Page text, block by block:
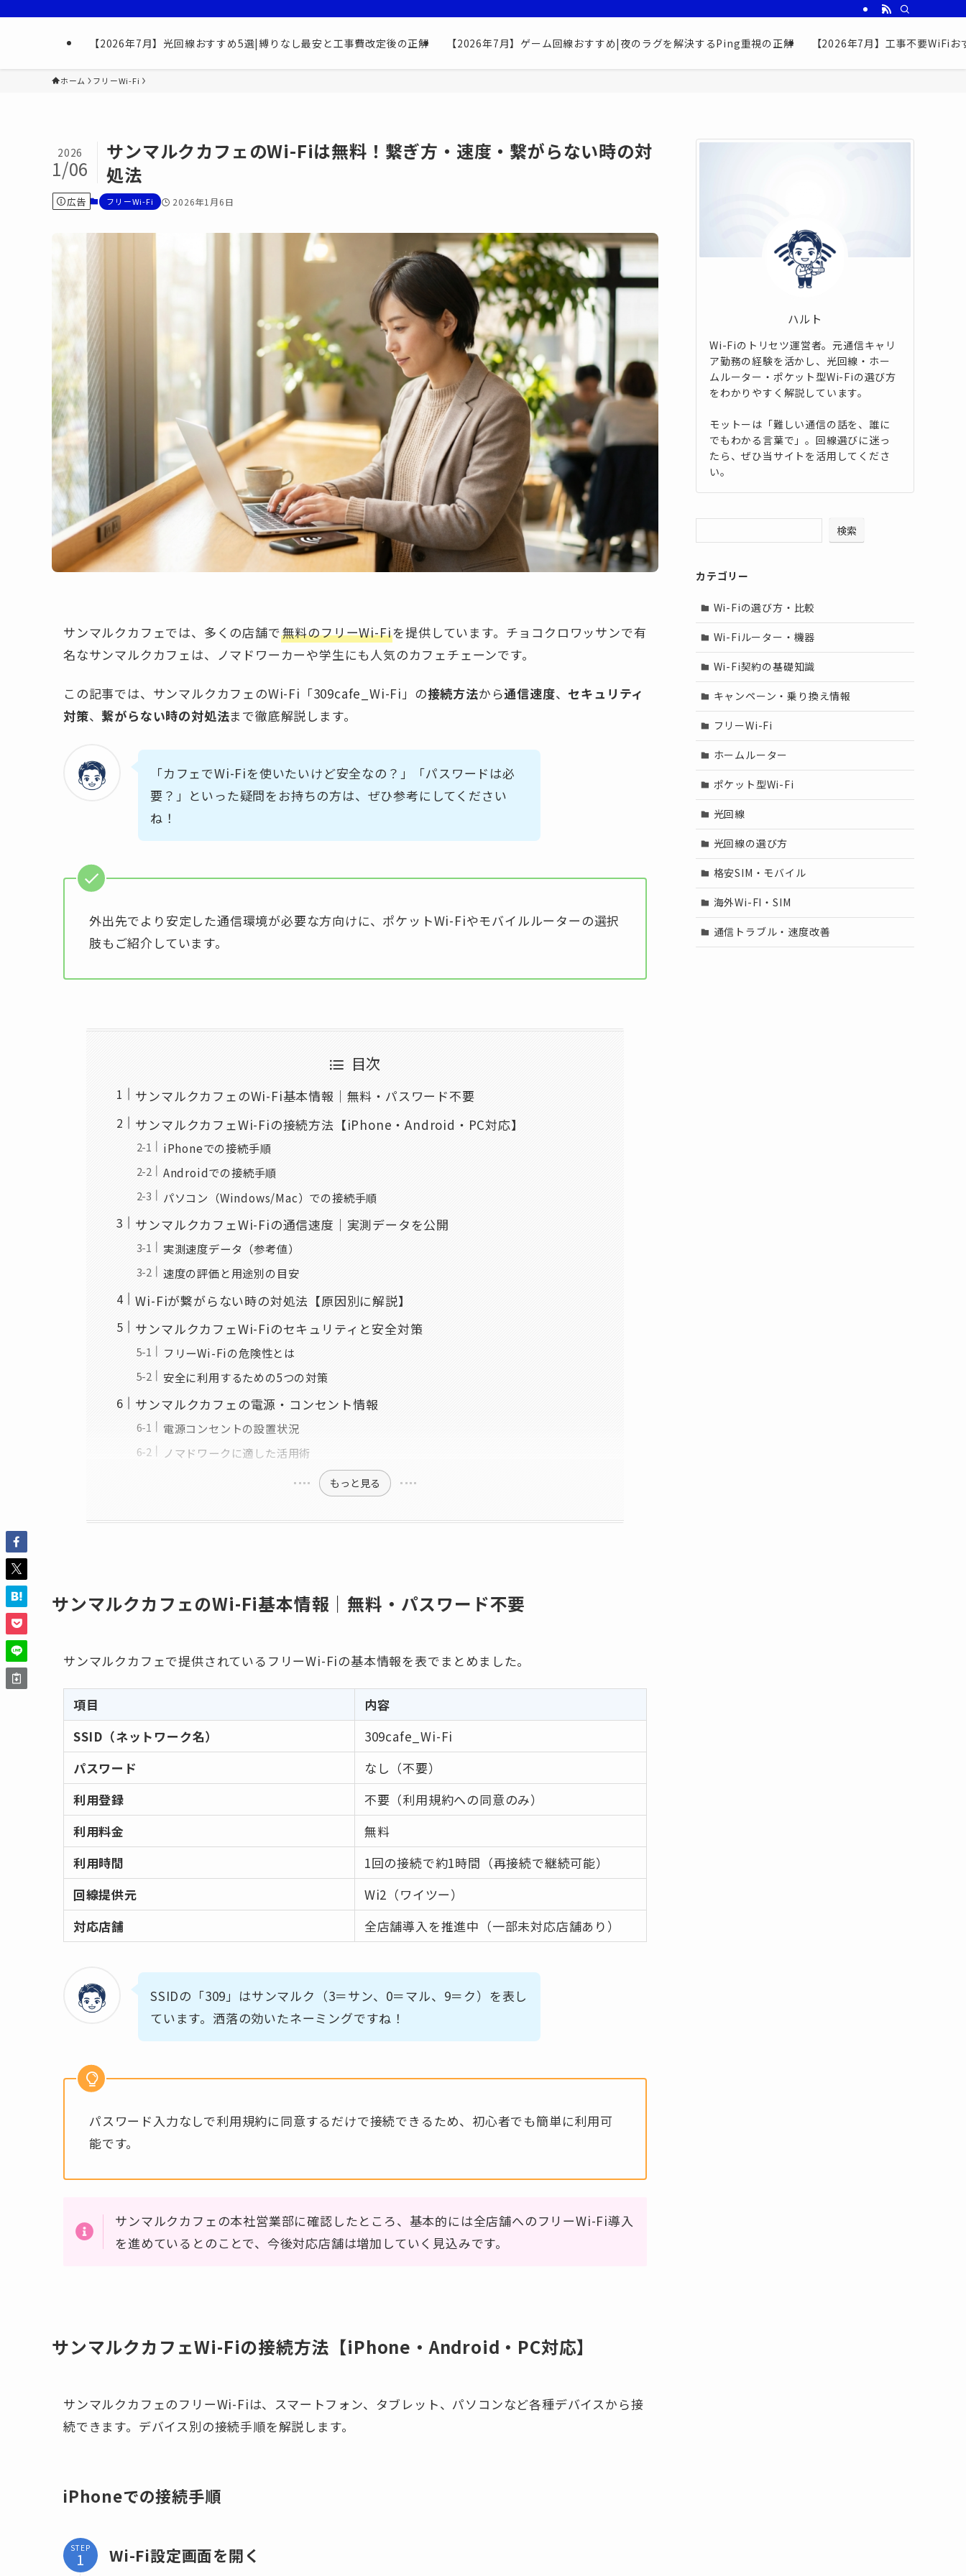
【2026年7月】光回線おすすめ5選|縛りなし最安と工事費改定後の正解 【2026年7月】ゲーム回線おすすめ|夜のラグを解決するPing重視の正解 【2026年7月】工事不要WiFi
ホーム フリーWi-Fi
サンマルクカフェのWi-Fiは無料！繋ぎ方・速度・繋がらない時の対
処法
2026
1/06
広告 フリーWi-Fi 2026年1月6日
サンマルクカフェでは、多くの店舗で無料のフリーWi-Fiを提供しています。チョコクロワッサンで有
名なサンマルクカフェは、ノマドワーカーや学生にも人気のカフェチェーンです。
この記事では、サンマルクカフェのWi-Fi「309cafe_Wi-Fi」の接続方法から通信速度、 セキュリティ
対策、繋がらない時の対処法まで徹底解説します。
「カフェでWi-Fiを使いたいけど安全なの？」「パスワードは必
要？」といった疑問をお持ちの方は、ぜひ参考にしてください
ね！
外出先でより安定した通信環境が必要な方向けに、ポケットWi-Fiやモバイルルーターの選択
肢もご紹介しています。
目次
サンマルクカフェのWi-Fi基本情報｜無料・パスワード不要
サンマルクカフェWi-Fiの接続方法【iPhone・Android・PC対応】
iPhoneでの接続手順
Androidでの接続手順
パソコン（Windows/Mac）での接続手順
サンマルクカフェWi-Fiの通信速度｜実測データを公開
実測速度データ（参考値）
速度の評価と用途別の目安
Wi-Fiが繋がらない時の対処法【原因別に解説】
サンマルクカフェWi-Fiのセキュリティと安全対策
フリーWi-Fiの危険性とは
安全に利用するための5つの対策
サンマルクカフェの電源・コンセント情報
電源コンセントの設置状況
ノマドワークに適した活用術
もっと見る
サンマルクカフェのWi-Fi基本情報｜無料・パスワード不要
サンマルクカフェで提供されているフリーWi-Fiの基本情報を表でまとめました。
項目
内容
SSID（ネットワーク名）
309cafe_Wi-Fi
パスワード
なし（不要）
利用登録
不要（利用規約への同意のみ）
利用料金
無料
利用時間
1回の接続で約1時間（再接続で継続可能）
回線提供元
Wi2（ワイツー）
対応店舗
全店舗導入を推進中（一部未対応店舗あり）
SSIDの「309」はサンマルク（3＝サン、0＝マル、9＝ク）を表し
ています。洒落の効いたネーミングですね！
パスワード入力なしで利用規約に同意するだけで接続できるため、初心者でも簡単に利用可
能です。
サンマルクカフェの本社営業部に確認したところ、基本的には全店舗へのフリーWi-Fi導入
を進めているとのことで、今後対応店舗は増加していく見込みです。
サンマルクカフェWi-Fiの接続方法【iPhone・Android・PC対応】
サンマルクカフェのフリーWi-Fiは、スマートフォン、タブレット、パソコンなど各種デバイスから接
続できます。デバイス別の接続手順を解説します。
iPhoneでの接続手順
STEP Wi-Fi設定画面を開く
ハルト
Wi-Fiのトリセツ運営者。元通信キャリ
ア勤務の経験を活かし、光回線・ホー
ムルーター・ポケット型Wi-Fiの選び方
をわかりやすく解説しています。
モットーは「難しい通信の話を、誰に
でもわかる言葉で」。回線選びに迷っ
たら、ぜひ当サイトを活用してくださ
い。
検索
カテゴリー
Wi-Fiの選び方・比較
Wi-Fiルーター・機器
Wi-Fi契約の基礎知識
キャンペーン・乗り換え情報
フリーWi-Fi
ホームルーター
ポケット型Wi-Fi
光回線
光回線の選び方
格安SIM・モバイル
海外Wi-FI・SIM
通信トラブル・速度改善